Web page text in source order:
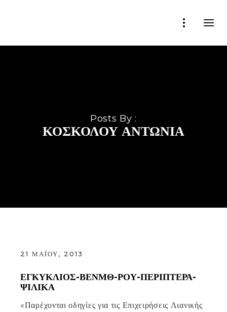
Posts By :
ΚΟΣΚΟΛΟΎ ΑΝΤΩΝΊΑ
21 ΜΑΪ́ΟΥ, 2013
ΕΓΚΥΚΛΙΟΣ-ΒΕΝΜΘ-ΡΟΥ-ΠΕΡΙΠΤΕΡΑ-
ΨΙΛΙΚΑ
«Παρέχονται οδηγίες για τις Επιχειρήσεις Λιανικής